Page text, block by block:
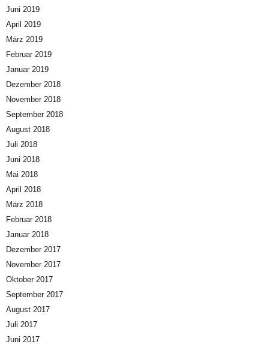
Juni 2019
April 2019
März 2019
Februar 2019
Januar 2019
Dezember 2018
November 2018
September 2018
August 2018
Juli 2018
Juni 2018
Mai 2018
April 2018
März 2018
Februar 2018
Januar 2018
Dezember 2017
November 2017
Oktober 2017
September 2017
August 2017
Juli 2017
Juni 2017